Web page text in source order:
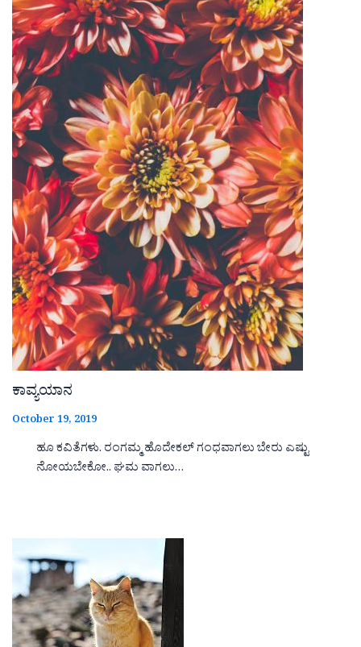
ಕಾವ್ಯಯಾನ
October 19, 2019
ಹೂ ಕವಿತೆಗಳು. ರಂಗಮ್ಮ ಹೊದೇಕಲ್ ಗಂಧವಾಗಲು ಬೇರು ಎಷ್ಟು
ನೋಯಬೇಕೋ.. ಘಮ ವಾಗಲು…